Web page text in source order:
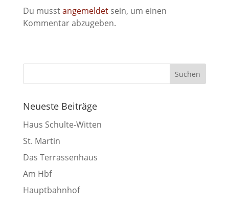
Du musstangemeldetsein, um einen
Kommentar abzugeben.
Neueste Beiträge
Haus Schulte-Witten
St. Martin
Das Terrassenhaus
Am Hbf
Hauptbahnhof